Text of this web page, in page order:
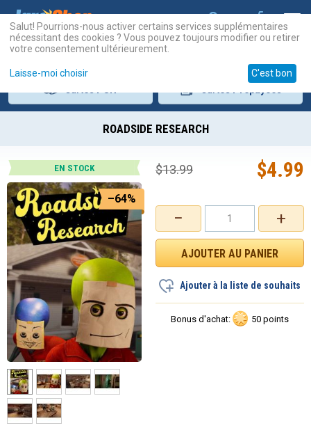
ROADSIDE RESEARCH
EN STOCK
–64%
+
−
$4.99
$13.99
Ajouter à la liste de souhaits
Bonus d'achat: 50 points
Salut! Pourrions-nous activer certains services supplémentaires
nécessitant des cookies ? Vous pouvez toujours modifier ou retirer
votre consentement ultérieurement.
Laisse-moi choisir C'est bon